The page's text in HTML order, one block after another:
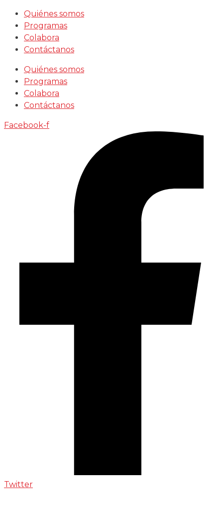
Saltar
contenido
Quiénes somos
Programas
Colabora
Contáctanos
Quiénes somos
Programas
Colabora
Contáctanos
Facebook-f
Twitter